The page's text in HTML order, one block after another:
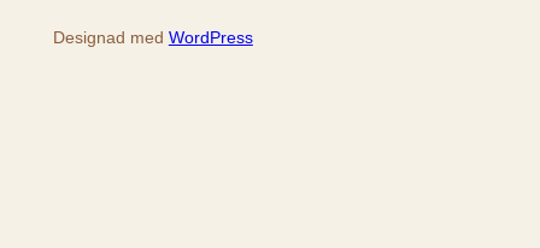
Designad med WordPress